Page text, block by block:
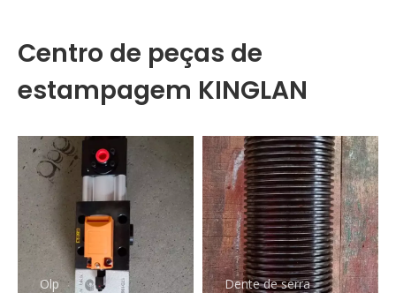
Centro de peças de
estampagem KINGLAN
Olp Dente de serra